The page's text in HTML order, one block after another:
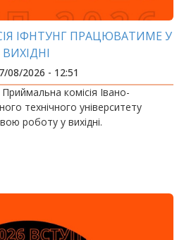
ІФНТУНГ ПРАЦЮВАТИМЕ У
ВИХІДНІ
08/2026 - 12:51
комісія Івано-
технічного університету
роботу у вихідні.